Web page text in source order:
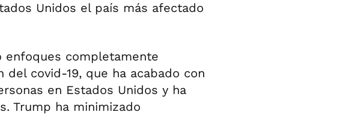
Unidos el país más afectado
enfoques completamente
covid-19, que ha acabado con
en Estados Unidos y ha
Trump ha minimizado